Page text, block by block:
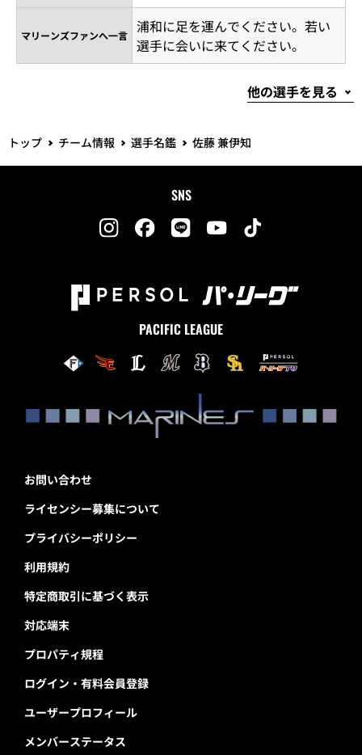
マリーンズファンへ一言
浦和に足を運んでください。若い
選手に会いに来てください。
トップ チーム情報 選手名鑑 佐藤 兼伊知
SNS
PACIFIC LEAGUE
お問い合わせ
ライセンシー募集について
プライバシーポリシー
利用規約
特定商取引に基づく表示
対応端末
プロパティ規程
ログイン・有料会員登録
ユーザープロフィール
メンバーステータス